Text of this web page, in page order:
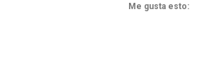
Me gusta esto: